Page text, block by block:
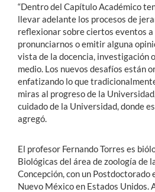
“Dentro del Capítulo Académico
llevar adelante los procesos de
reflexionar sobre ciertos eventos a
pronunciarnos o emitir alguna
vista de la docencia, investigación
medio. Los nuevos desafíos están
enfatizando lo que
miras al progreso de la
cuidado de la Universidad, donde
agregó.
El profesor Fernando Torres es
Biológicas del área de zoología de
Concepción, con un Postdoctorado
Nuevo México en Estados Unidos.